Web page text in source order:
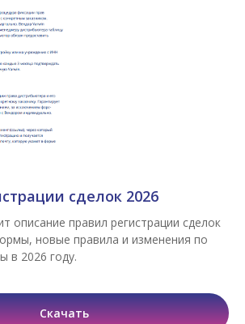
сделок 2026
описание правил регистрации сделок
новые правила и изменения по
в 2026 году.
Скачать